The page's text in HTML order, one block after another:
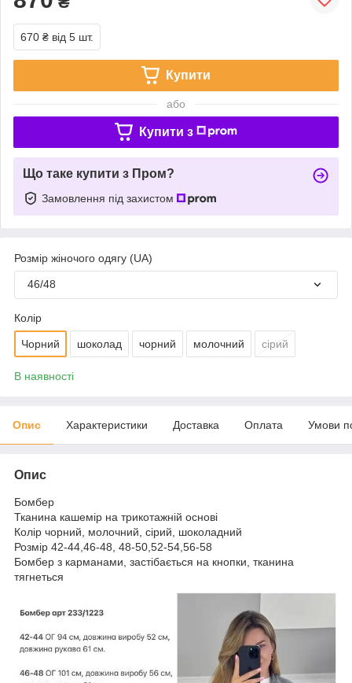
670 ₴ від 5 шт.
Купити
або
Купити з
Що таке купити з Пром?
Замовлення під захистом
Розмір жіночого одягу (UA)
46/48
Колір
Чорний шоколад чорний молочний сірий
В наявності
Опис Характеристики Доставка Оплата Умови
Опис
Бомбер
Тканина кашемір на трикотажній основі
Колір чорний, молочний, сірий, шоколадний
Розмір 42-44,46-48, 48-50,52-54,56-58
Бомбер з карманами, застібається на кнопки, тканина
тягнеться